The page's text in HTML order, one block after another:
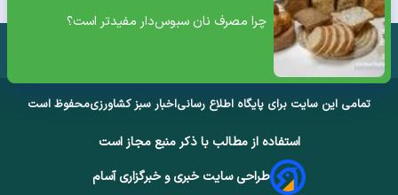
چرا مصرف نان سبوس‌دار مفیدتر است؟
تمامی این سایت برای پایگاه اطلاع رسانیاخبار سبز کشاورزیمحفوظ است
استفاده از مطالب با ذکر منبع مجاز است
طراحی سایت خبری و خبرگزاری آسام